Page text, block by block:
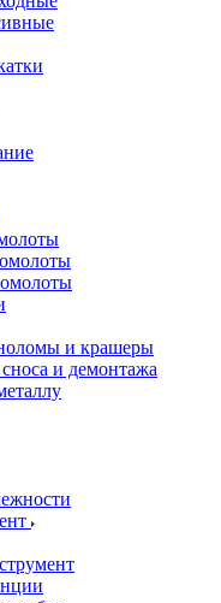
и крашеры
и демонтажа